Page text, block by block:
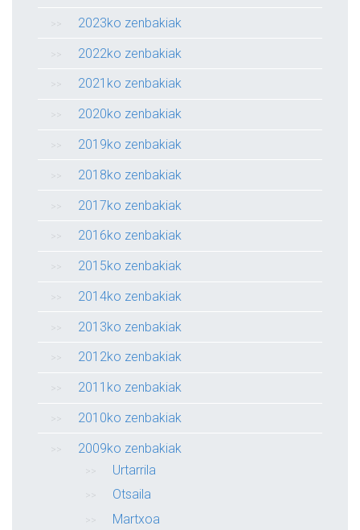
2023ko zenbakiak
2022ko zenbakiak
2021ko zenbakiak
2020ko zenbakiak
2019ko zenbakiak
2018ko zenbakiak
2017ko zenbakiak
2016ko zenbakiak
2015ko zenbakiak
2014ko zenbakiak
2013ko zenbakiak
2012ko zenbakiak
2011ko zenbakiak
2010ko zenbakiak
2009ko zenbakiak
Urtarrila
Otsaila
Martxoa